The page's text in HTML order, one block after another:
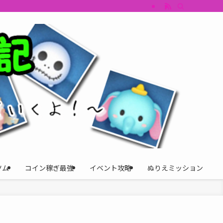
ム・キャラ評価も丁寧に解説。ツムツムイベント、ツムツム攻略、ツムツ
ム コイン稼ぎ最強 イベント攻略 ぬりえミッション